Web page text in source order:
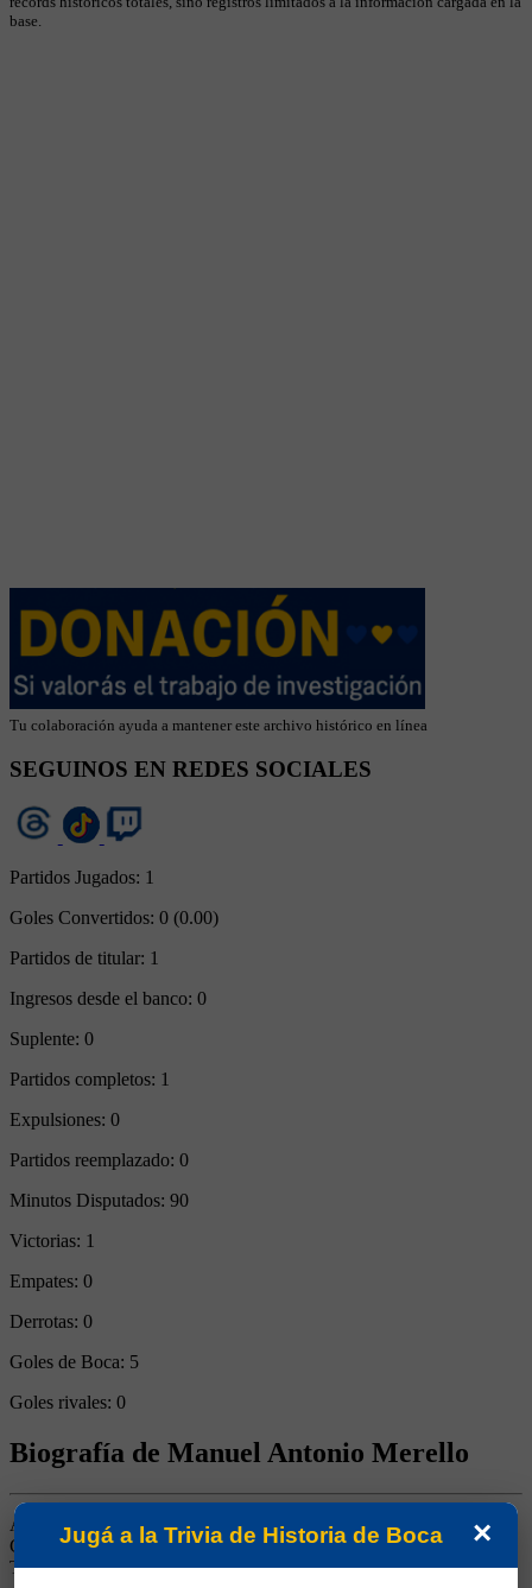
base.
Tu colaboración ayuda a mantener este archivo histórico en línea
SEGUINOS EN REDES SOCIALES
Partidos Jugados: 1
Goles Convertidos: 0 (0.00)
Partidos de titular: 1
Ingresos desde el banco: 0
Suplente: 0
Partidos completos: 1
Expulsiones: 0
Partidos reemplazado: 0
Minutos Disputados: 90
Victorias: 1
Empates: 0
Derrotas: 0
Goles de Boca: 5
Goles rivales: 0
Biografía de Manuel Antonio Merello
Arquero. Ganó 4 títulos (Campeonatos 1926 y 1930, Copa
Competencia 1925 y Copa Estímulo 1926). Fue el reemplazante de
Tesorieri cuando éste se retiró.
×
Jugá a la Trivia de Historia de Boca